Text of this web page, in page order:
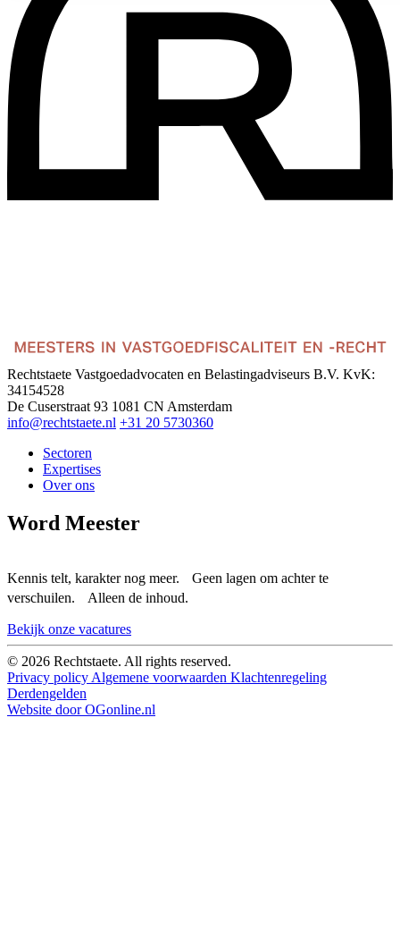
Rechtstaete Vastgoedadvocaten en Belastingadviseurs B.V. KvK:
34154528
De Cuserstraat 93 1081 CN Amsterdam
info@rechtstaete.nl +31 20 5730360
Sectoren
Expertises
Over ons
Word Meester
Kennis telt, karakter nog meer. Geen lagen om achter te
verschuilen. Alleen de inhoud.
Bekijk onze vacatures
© 2026 Rechtstaete. All rights reserved.
Privacy policy Algemene voorwaarden Klachtenregeling
Derdengelden
Website door OGonline.nl